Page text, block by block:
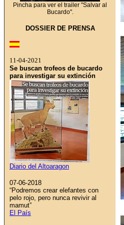
Pincha para ver el trailer "Salvar al
Bucardo".
DOSSIER DE PRENSA
11-04-2021
Se buscan trofeos de bucardo
para investigar su extinción
Diario del Altoaragon
07-06-2018
“Podremos crear elefantes con
pelo rojo, pero nunca revivir al
mamut”
El País